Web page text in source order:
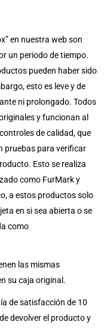
en nuestra web son
un periodo de tiempo.
pueden haber sido
esto es leve y de
ni prolongado. Todos
y funcionan al
de calidad, que
pruebas para verificar
Esto se realiza
como FurMark y
a estos productos solo
en si sea abierta o se
como
las mismas
su caja original.
de satisfacción de 10
devolver el producto y